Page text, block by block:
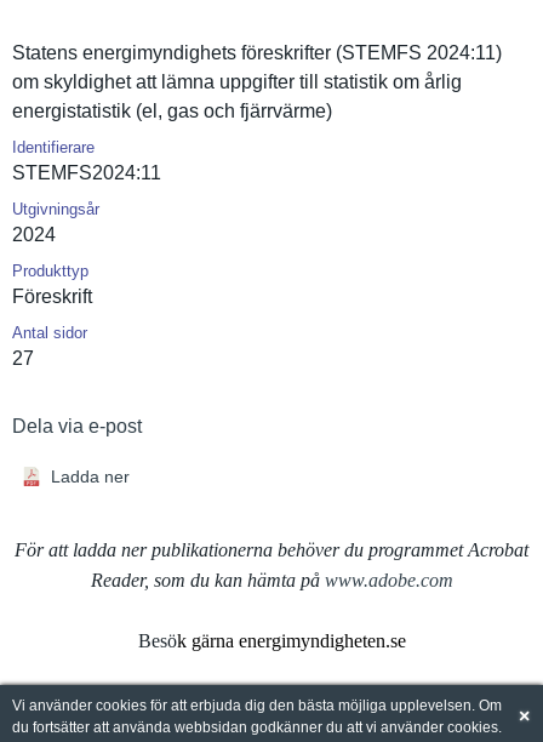
Statens energimynd­ighets föreskrift­er (STEMFS 2024:11)
om skyldighet att lämna uppgifter till statistik om årlig
energistat­istik (el, gas och fjärrvärme­)
Identifierare
STEMFS2024­:11
Utgivningsår
2024
Produkttyp
Föreskrift
Antal sidor
27
Dela via e-post
Ladda ner
För att ladda ner publikationerna behöver du programmet Acrobat
Reader, som du kan hämta på www.adobe.com
Besök gärna energimyndigheten.se
Vi använder cookies för att erbjuda dig den bästa möjliga upplevelsen. Om
du fortsätter att använda webbsidan godkänner du att vi använder cookies.
×